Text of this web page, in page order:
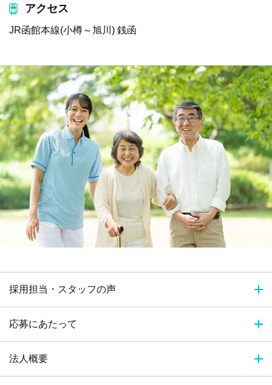
アクセス
JR函館本線(小樽～旭川) 銭函
採用担当・スタッフの声
応募にあたって
法人概要